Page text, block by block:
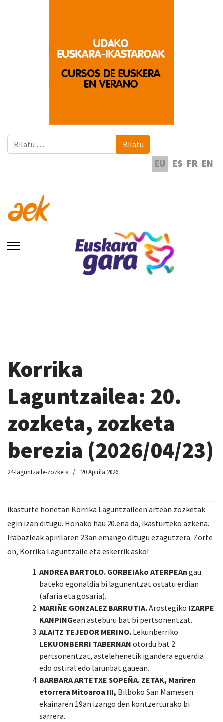
Bilatu Bilatu
EU ES FR EN
Korrika
Laguntzailea: 20.
zozketa, zozketa
berezia (2026/04/23)
24-laguntzaile-zozketa 20 Apirila 2026
ikasturte honetan Korrika Laguntzaileen artean zozketak
egin izan ditugu. Honako hau 20.ena da, ikasturteko azkena.
Irabazleak apirilaren 23an emango ditugu ezagutzera. Zorte
on, Korrika Laguntzaile eta eskerrik asko!
ANDREA BARTOLO. GORBEIAko ATERPEAn gau
bateko egonaldia bi lagunentzat ostatu erdian
(afaria eta gosaria).
MARIÑE GONZALEZ BARRUTIA.Arostegiko IZARPE
KANPINGean asteburu bat bi pertsonentzat.
ALAITZ TEJEDOR MERINO. Lekunberriko
LEKUONBERRI TABERNAN otordu bat 2
pertsonentzat, astelehenetik igandera eguerdia
edo ostiral edo larunbat gauean.
BARBARA ARTETXE SOPEÑA. ZETAK, Mariren
etorrera Mitoaroa III, Bilboko San Mamesen
ekainaren 19an izango den kontzerturako bi
sarrera.